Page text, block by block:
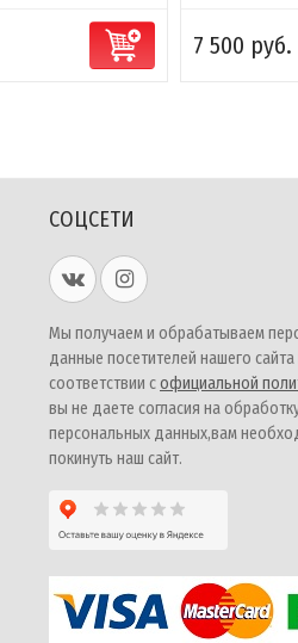
7 500 руб.
СОЦСЕТИ
Мы получаем и обрабатываем
данные посетителей нашего сайта
соответствии софициальной
вы не даете согласия на
персональных данных,вам
покинуть наш сайт.